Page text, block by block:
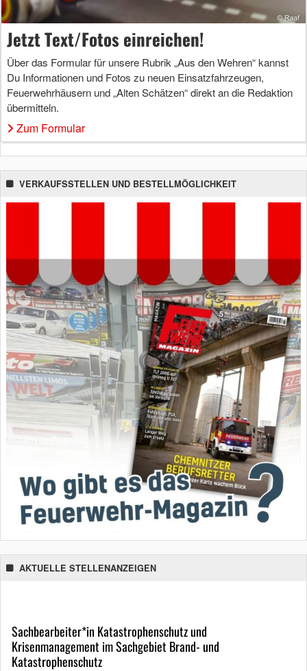
Jetzt Text/Fotos einreichen!
Über das Formular für unsere Rubrik „Aus den Wehren“ kannst
Du Informationen und Fotos zu neuen Einsatzfahrzeugen,
Feuerwehrhäusern und „Alten Schätzen“ direkt an die Redaktion
übermitteln.
Zum Formular
VERKAUFSSTELLEN UND BESTELLMÖGLICHKEIT
AKTUELLE STELLENANZEIGEN
Sachbearbeiter*in Katastrophenschutz und
Krisenmanagement im Sachgebiet Brand- und
Katastrophenschutz